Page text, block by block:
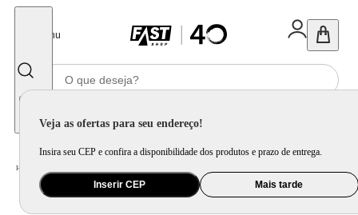
Menu
Veja as ofertas para seu endereço!
Insira seu CEP e confira a disponibilidade dos produtos e prazo de entrega.
Inserir CEP Mais tarde
Home